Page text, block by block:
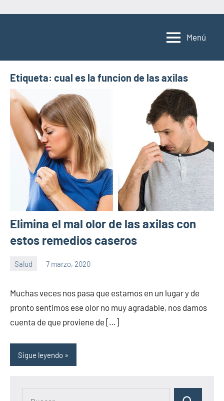
Menú
Etiqueta: cual es la funcion de las axilas
Elimina el mal olor de las axilas con
estos remedios caseros
Salud 7 marzo, 2020
la
salud
comentarios
Muchas veces nos pasa que estamos en un lugar y de
pronto sentimos ese olor no muy agradable, nos damos
cuenta de que proviene de […]
Sigue leyendo